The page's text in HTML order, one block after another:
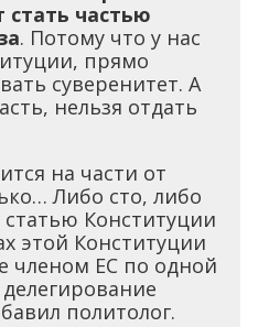
частью
. Потому что у нас
прямо
суверенитет. А
нельзя отдать
на части от
Либо сто, либо
статью Конституции
этой Конституции
членом ЕС по одной
политолог.